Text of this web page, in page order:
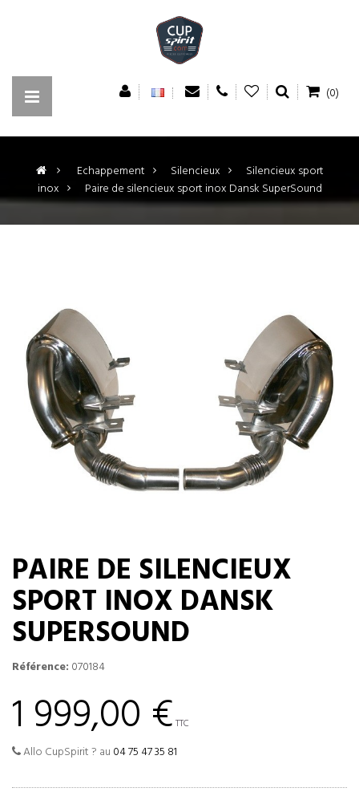
(0)
> Echappement > Silencieux >
Silencieux sport
inox > Paire de silencieux sport inox Dansk SuperSound
PAIRE DE SILENCIEUX
SPORT INOX DANSK
SUPERSOUND
Référence: 070184
1 999,00 € TTC
Allo CupSpirit ? au 04 75 47 35 81